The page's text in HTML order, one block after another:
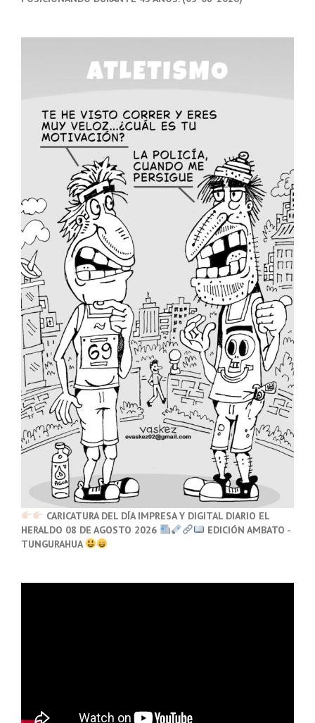
CARICATURA DEL DÍA IMPRESA Y DIGITAL DIARIO EL
HERALDO 08 DE AGOSTO 2026
EDICIÓN AMBATO -
TUNGURAHUA